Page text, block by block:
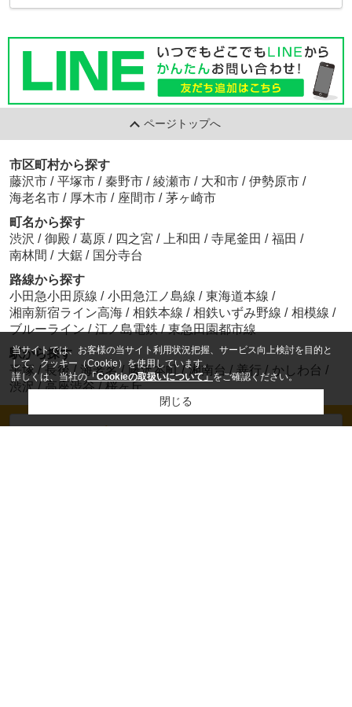
ページトップへ
市区町村から探す
藤沢市 / 平塚市 / 秦野市 / 綾瀬市 / 大和市 / 伊勢原市 /
海老名市 / 厚木市 / 座間市 / 茅ヶ崎市
町名から探す
渋沢 / 御殿 / 葛原 / 四之宮 / 上和田 / 寺尾釜田 / 福田 /
南林間 / 大鋸 / 国分寺台
路線から探す
小田急小田原線 / 小田急江ノ島線 / 東海道本線 /
湘南新宿ライン高海 / 相鉄本線 / 相鉄いずみ野線 / 相模線 /
ブルーライン/ 江ノ島電鉄/ 東急田園都市線
駅から探す
平塚 / 長後 / 海老名 / 藤沢本町 / 湘南台 / 善行 / かしわ台 /
渋沢 / 高座渋谷 / 桜ヶ丘
当サイトでは、お客様の当サイト利用状況把握、サービス向上検討を目的と
して、クッキー（Cookie）を使用しています。
詳しくは、当社の「Cookieの取扱いについて」をご確認ください。
閉じる